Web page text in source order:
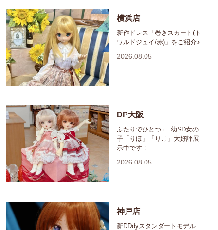
横浜店
新作ドレス「巻きスカート(ト
ワルドジュイ/赤)」をご紹介♪
2026.08.05
DP大阪
ふたりでひとつ♪ 幼SD女の
子「りほ」「りこ」大好評展
示中です！
2026.08.05
神戸店
新DDdyスタンダートモデル